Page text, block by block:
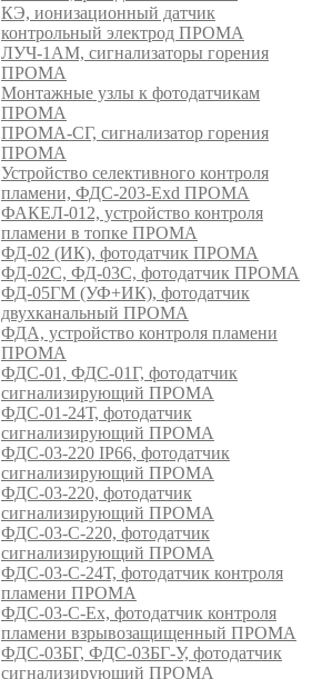
КЭ, ионизационный датчик
контрольный электрод ПРОМА
ЛУЧ-1АМ, сигнализаторы горения
ПРОМА
Монтажные узлы к фотодатчикам
ПРОМА
ПРОМА-СГ, сигнализатор горения
ПРОМА
Устройство селективного контроля
пламени, ФДС-203-Exd ПРОМА
ФАКЕЛ-012, устройство контроля
пламени в топке ПРОМА
ФД-02 (ИК), фотодатчик ПРОМА
ФД-02С, ФД-03С, фотодатчик ПРОМА
ФД-05ГМ (УФ+ИК), фотодатчик
двухканальный ПРОМА
ФДА, устройство контроля пламени
ПРОМА
ФДС-01, ФДС-01Г, фотодатчик
сигнализирующий ПРОМА
ФДС-01-24Т, фотодатчик
сигнализирующий ПРОМА
ФДС-03-220 IP66, фотодатчик
сигнализирующий ПРОМА
ФДС-03-220, фотодатчик
сигнализирующий ПРОМА
ФДС-03-С-220, фотодатчик
сигнализирующий ПРОМА
ФДС-03-С-24Т, фотодатчик контроля
пламени ПРОМА
ФДС-03-С-Ex, фотодатчик контроля
пламени взрывозащищенный ПРОМА
ФДС-03БГ, ФДС-03БГ-У, фотодатчик
сигнализирующий ПРОМА